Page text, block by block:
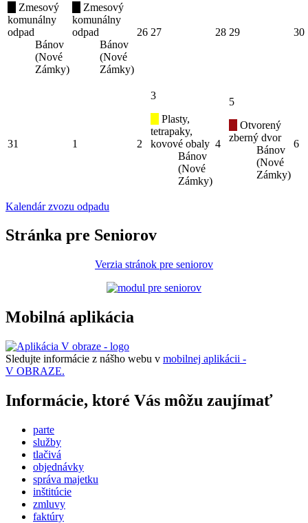
Zmesový
komunálny
odpad
Bánov
(Nové
Zámky)
Zmesový
komunálny
odpad
Bánov
(Nové
Zámky)
26 27 28 29 30
31 1 2
3
Plasty,
tetrapaky,
kovové obaly
Bánov
(Nové
Zámky)
4
5
Otvorený
zberný dvor
Bánov
(Nové
Zámky)
6
Kalendár zvozu odpadu
Stránka pre Seniorov
Verzia stránok pre seniorov
Mobilná aplikácia
Sledujte informácie z nášho webu v mobilnej aplikácii -
V OBRAZE.
Informácie, ktoré Vás môžu zaujímať
parte
služby
tlačivá
objednávky
správa majetku
inštitúcie
zmluvy
faktúry